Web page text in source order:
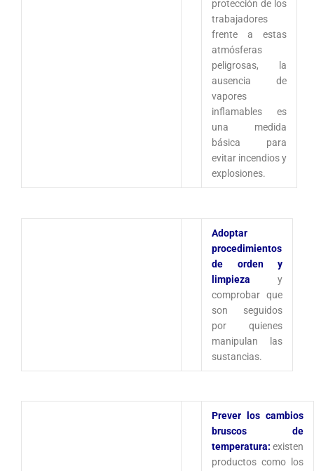
protección de los
trabajadores
frente a estas
atmósferas
peligrosas, la
ausencia de
vapores
inflamables es
una medida
básica para
evitar incendios y
explosiones.
Adoptar
procedimientos
de orden y
limpieza
y
comprobar que
son seguidos
por quienes
manipulan las
sustancias.
Prever los cambios
bruscos de
temperatura:existen
productos como los